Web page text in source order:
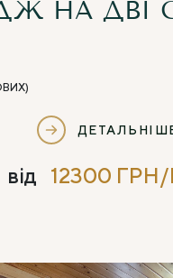
НА ДВІ
від 12300 ГРН/